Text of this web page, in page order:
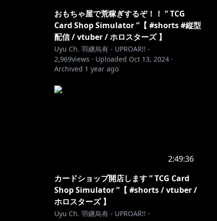
おもちゃ屋で荒稼ぎするぞ！！ ” TCG
Card Shop Simulator ”【 #shorts #縦型
配信 / vtuber / ホロスターズ 】
Uyu Ch. 羽継烏有 - UPROAR!! -
2,969views · Uploaded Oct 13, 2024 ·
Archived 1 year ago
2:49:36
カードショップ開店します ” TCG Card
Shop Simulator ”【 #shorts / vtuber /
ホロスターズ 】
Uyu Ch. 羽継烏有 - UPROAR!! -